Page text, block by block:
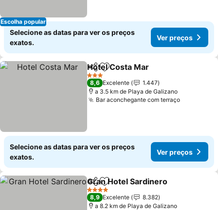
Escolha popular
Selecione as datas para ver os preços
exatos.
Ver preços
PartilharAdicionar aos favoritos
Hotel Costa Mar
3 Estrelas
8,6 Excelente
1.447
a 3.5 km de Playa de Galizano
Bar aconchegante com terraço
Selecione as datas para ver os preços
exatos.
Ver preços
PartilharAdicionar aos favoritos
Gran Hotel Sardinero
4 Estrelas
8,9 Excelente
8.382
a 8.2 km de Playa de Galizano